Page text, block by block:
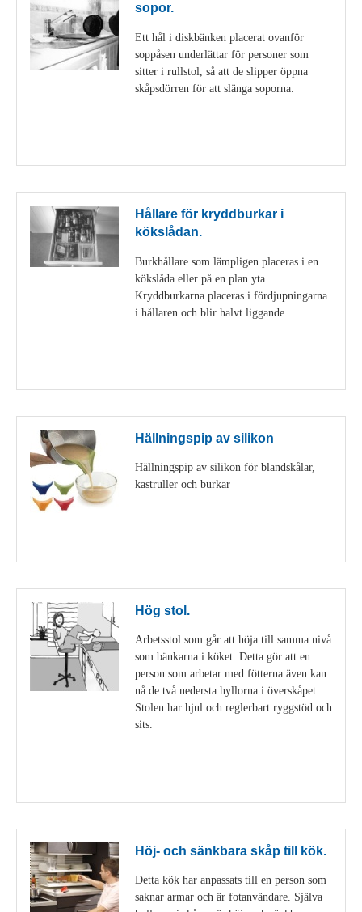
sopor.
Ett hål i diskbänken placerat ovanför
soppåsen underlättar för personer som
sitter i rullstol, så att de slipper öppna
skåpsdörren för att slänga soporna.
Hållare för kryddburkar i
kökslådan.
Burkhållare som lämpligen placeras i en
kökslåda eller på en plan yta.
Kryddburkarna placeras i fördjupningarna
i hållaren och blir halvt liggande.
Hällningspip av silikon
Hällningspip av silikon för blandskålar,
kastruller och burkar
Hög stol.
Arbetsstol som går att höja till samma nivå
som bänkarna i köket. Detta gör att en
person som arbetar med fötterna även kan
nå de två nedersta hyllorna i överskåpet.
Stolen har hjul och reglerbart ryggstöd och
sits.
Höj- och sänkbara skåp till kök.
Detta kök har anpassats till en person som
saknar armar och är fotanvändare. Själva